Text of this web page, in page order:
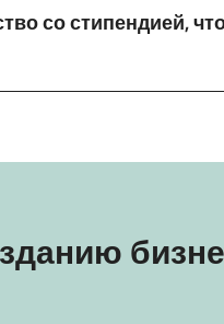
со стипендией,